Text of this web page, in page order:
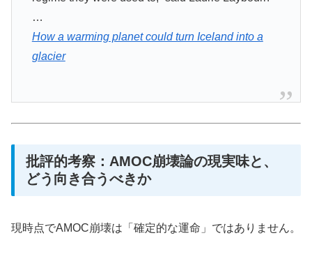
…
How a warming planet could turn Iceland into a
glacier
批評的考察：AMOC崩壊論の現実味と、
どう向き合うべきか
現時点でAMOC崩壊は「確定的な運命」ではありません。